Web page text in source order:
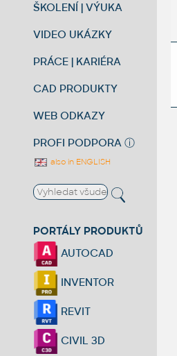
ŠKOLENÍ | VÝUKA
VIDEO UKÁZKY
PRÁCE | KARIÉRA
CAD PRODUKTY
WEB ODKAZY
PROFI PODPORA ⓘ
also in ENGLISH
PORTÁLY PRODUKTŮ
AUTOCAD
INVENTOR
REVIT
CIVIL 3D